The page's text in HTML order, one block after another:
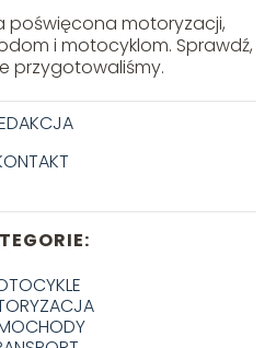
poświęcona motoryzacji,
i motocyklom. Sprawdź,
przygotowaliśmy.